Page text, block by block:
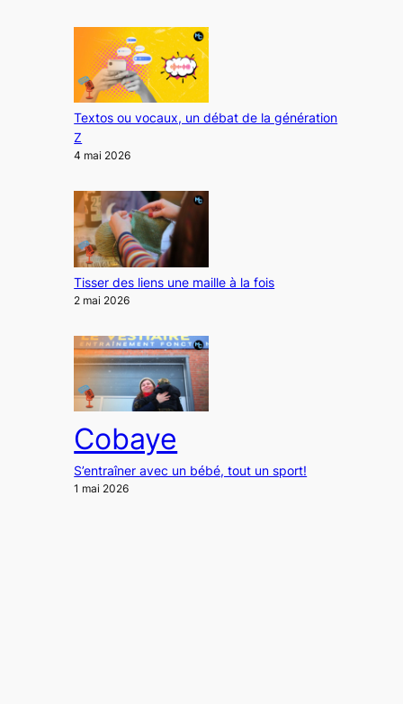
Textos ou vocaux, un débat de la génération
Z
4 mai 2026
Tisser des liens une maille à la fois
2 mai 2026
Cobaye
S’entraîner avec un bébé, tout un sport!
1 mai 2026